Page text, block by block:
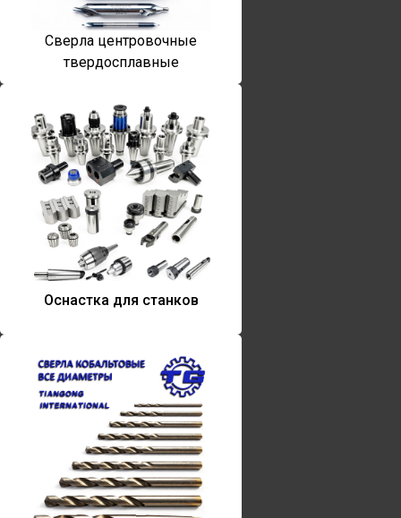
Сверла центровочные
твердосплавные
Оснастка для станков